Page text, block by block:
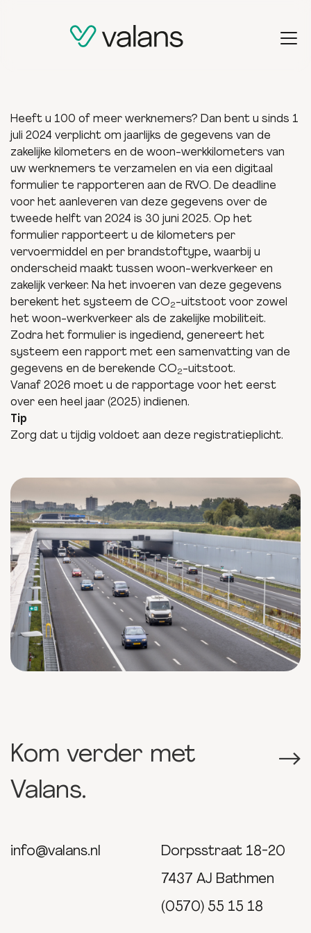
Heeft u 100 of meer werknemers? Dan bent u sinds 1
juli 2024 verplicht om jaarlijks de gegevens van de
zakelijke kilometers en de woon-werkkilometers van
uw werknemers te verzamelen en via een digitaal
formulier te rapporteren aan de RVO. De deadline
voor het aanleveren van deze gegevens over de
tweede helft van 2024 is 30 juni 2025. Op het
formulier rapporteert u de kilometers per
vervoermiddel en per brandstoftype, waarbij u
onderscheid maakt tussen woon-werkverkeer en
zakelijk verkeer. Na het invoeren van deze gegevens
berekent het systeem de CO2-uitstoot voor zowel
het woon-werkverkeer als de zakelijke mobiliteit.
Zodra het formulier is ingediend, genereert het
systeem een rapport met een samenvatting van de
gegevens en de berekende CO2-uitstoot.
Vanaf 2026 moet u de rapportage voor het eerst
over een heel jaar (2025) indienen.
Tip
Zorg dat u tijdig voldoet aan deze registratieplicht.
Kom verder met
Valans.
info@valans.nl
Dorpsstraat 18-20
7437 AJ Bathmen
(0570) 55 15 18